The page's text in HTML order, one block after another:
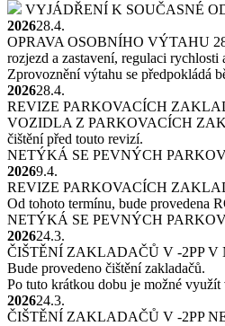
VYJÁDŘENÍ K SOUČASNÉ
202628.4.
OPRAVA OSOBNÍHO VÝTAHU
rozjezd a zastavení, regulaci
Zprovoznění výtahu se předpokládá
202628.4.
REVIZE PARKOVACÍCH
VOZIDLA Z PARKOVACÍCH
čištění před touto revizí.
NETÝKÁ SE PEVNÝCH
20269.4.
REVIZE PARKOVACÍCH
Od tohoto termínu, bude provedena
NETÝKÁ SE PEVNÝCH
202624.3.
ČIŠTĚNÍ ZAKLADAČŮ V -2PP V
Bude provedeno čištění zakladačů.
Po tuto krátkou dobu je možné
202624.3.
ČIŠTĚNÍ ZAKLADAČŮ V -2PP